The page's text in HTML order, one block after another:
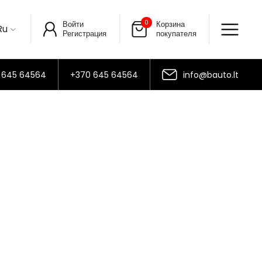
Войти
Регистрация
0
Корзина
покупателя
64564 +370 645 64564 info@bauto.lt